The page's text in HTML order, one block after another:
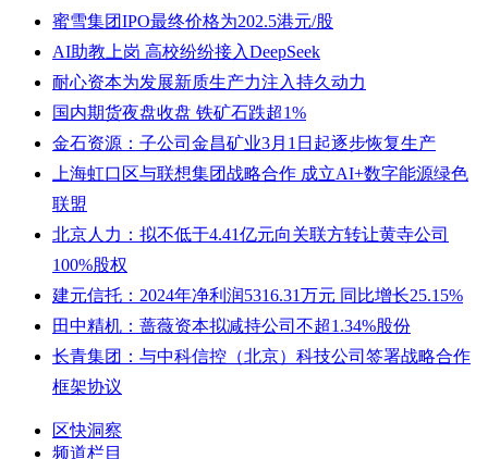
蜜雪集团IPO最终价格为202.5港元/股
AI助教上岗 高校纷纷接入DeepSeek
耐心资本为发展新质生产力注入持久动力
国内期货夜盘收盘 铁矿石跌超1%
金石资源：子公司金昌矿业3月1日起逐步恢复生产
上海虹口区与联想集团战略合作 成立AI+数字能源绿色
联盟
北京人力：拟不低于4.41亿元向关联方转让黄寺公司
100%股权
建元信托：2024年净利润5316.31万元 同比增长25.15%
田中精机：蔷薇资本拟减持公司不超1.34%股份
长青集团：与中科信控（北京）科技公司签署战略合作
框架协议
区快洞察
频道栏目